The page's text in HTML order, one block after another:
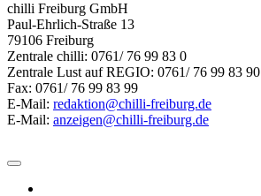
chilli Freiburg GmbH
Paul-Ehrlich-Straße 13
79106 Freiburg
Zentrale chilli: 0761/ 76 99 83 0
Zentrale Lust auf REGIO: 0761/ 76 99 83 90
Fax: 0761/ 76 99 83 99
E-Mail: redaktion@chilli-freiburg.de
E-Mail: anzeigen@chilli-freiburg.de